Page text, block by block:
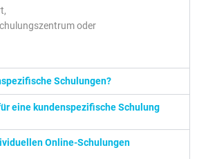
oder
Schulungen?
eine kundenspezifische Schulung
Online-Schulungen